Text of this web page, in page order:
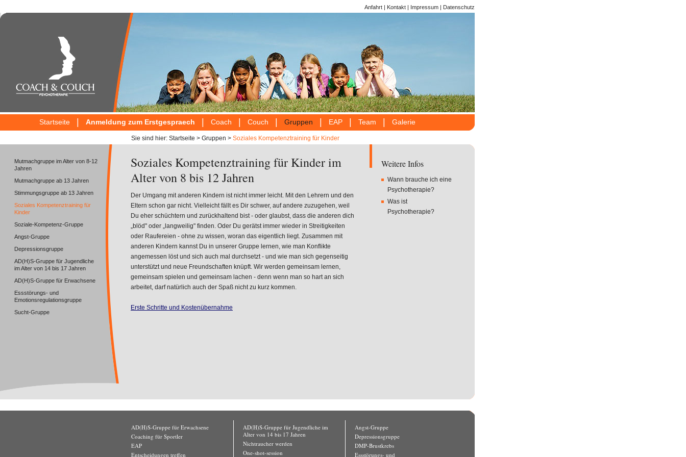
Anfahrt | Kontakt | Impressum | Datenschutz
Startseite Anmeldung zum Erstgespraech Coach Couch Gruppen EAP Team Galerie
Sie sind hier: Startseite > Gruppen > Soziales Kompetenztraining für Kinder
Soziales Kompetenztraining für Kinder im
Alter von 8 bis 12 Jahren
Der Umgang mit anderen Kindern ist nicht immer leicht. Mit den Lehrern und den
Eltern schon gar nicht. Vielleicht fällt es Dir schwer, auf andere zuzugehen, weil
Du eher schüchtern und zurückhaltend bist - oder glaubst, dass die anderen dich
„blöd" oder „langweilig" finden. Oder Du gerätst immer wieder in Streitigkeiten
oder Raufereien - ohne zu wissen, woran das eigentlich liegt. Zusammen mit
anderen Kindern kannst Du in unserer Gruppe lernen, wie man Konflikte
angemessen löst und sich auch mal durchsetzt - und wie man sich gegenseitig
unterstützt und neue Freundschaften knüpft. Wir werden gemeinsam lernen,
gemeinsam spielen und gemeinsam lachen - denn wenn man so hart an sich
arbeitet, darf natürlich auch der Spaß nicht zu kurz kommen.
Erste Schritte und Kostenübernahme
Mutmachgruppe im Alter von 8-12
Jahren
Mutmachgruppe ab 13 Jahren
Stimmungsgruppe ab 13 Jahren
Soziales Kompetenztraining für
Kinder
Soziale-Kompetenz-Gruppe
Angst-Gruppe
Depressionsgruppe
AD(H)S-Gruppe für Jugendliche
im Alter von 14 bis 17 Jahren
AD(H)S-Gruppe für Erwachsene
Essstörungs- und
Emotionsregulationsgruppe
Sucht-Gruppe
Weitere Infos
Wann brauche ich eine
Psychotherapie?
Was ist
Psychotherapie?
AD(H)S-Gruppe für Erwachsene
Coaching für Sportler
EAP
Entscheidungen treffen
AD(H)S-Gruppe für Jugendliche im
Alter von 14 bis 17 Jahren
Nichtraucher werden
One-shot-session
Angst-Gruppe
Depressionsgruppe
DMP-Brustkrebs
Essstörungs- und